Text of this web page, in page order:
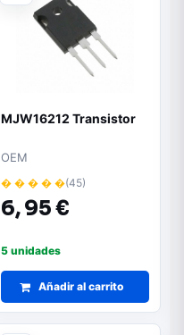
MJW16212 Transistor
OEM
� � � � �(45)
6,95 €
5 unidades
Añadir al carrito